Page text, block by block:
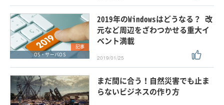
記事
OS・サーバOS
2019年のWindowsはどうなる？ 改
元など周辺をざわつかせる重大イ
ベント満載
2019/01/25
まだ間に合う！自然災害でも止ま
らないビジネスの作り方